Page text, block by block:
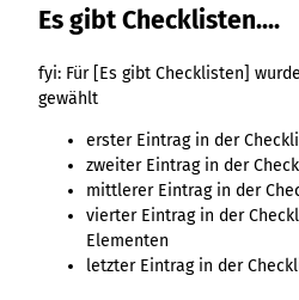
Es gibt Checklisten....
fyi: Für [Es gibt Checklisten]
gewählt
erster Eintrag in der
zweiter Eintrag in der
mittlerer Eintrag in der
vierter Eintrag in der
Elementen
letzter Eintrag in der